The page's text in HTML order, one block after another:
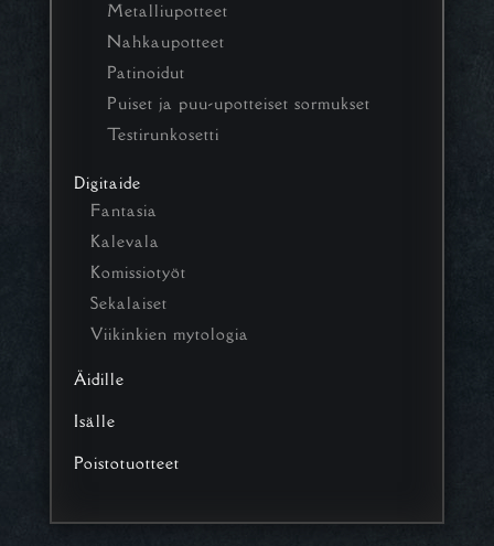
Metalliupotteet
Nahkaupotteet
Patinoidut
Puiset ja puu-upotteiset sormukset
Testirunkosetti
Digitaide
Fantasia
Kalevala
Komissiotyöt
Sekalaiset
Viikinkien mytologia
Äidille
Isälle
Poistotuotteet